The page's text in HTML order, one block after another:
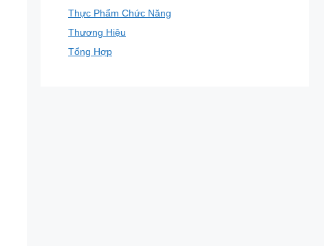
Thực Phẩm Chức Năng
Thương Hiệu
Tổng Hợp